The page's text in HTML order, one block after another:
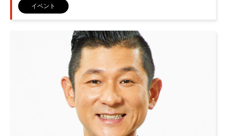
イベント